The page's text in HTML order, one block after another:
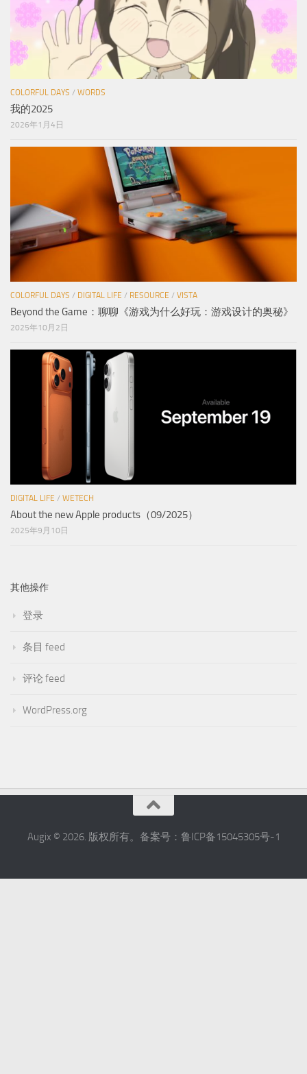
COLORFUL DAYS / WORDS
我的2025
2026年1月4日
COLORFUL DAYS / DIGITAL LIFE / RESOURCE / VISTA
Beyond the Game：聊聊《游戏为什么好玩：游戏设计的奥秘》
2025年10月2日
DIGITAL LIFE / WETECH
About the new Apple products（09/2025）
2025年9月10日
其他操作
登录
条目 feed
评论 feed
WordPress.org
Augix © 2026. 版权所有。备案号：鲁ICP备15045305号-1